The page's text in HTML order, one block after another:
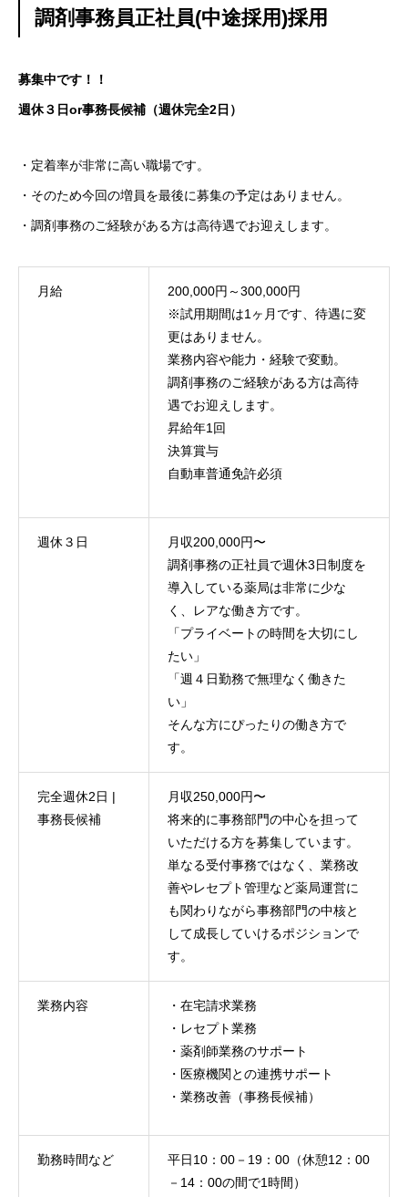
調剤事務員正社員(中途採用)採用
募集中です！！
週休３日or事務長候補（週休完全2日）
・定着率が非常に高い職場です。
・そのため今回の増員を最後に募集の予定はありません。
・調剤事務のご経験がある方は高待遇でお迎えします。
月給
200,000円～300,000円
※試用期間は1ヶ月です、待遇に変
更はありません。
業務内容や能力・経験で変動。
調剤事務のご経験がある方は高待
遇でお迎えします。
昇給年1回
決算賞与
自動車普通免許必須
週休３日
月収200,000円〜
調剤事務の正社員で週休3日制度を
導入している薬局は非常に少な
く、レアな働き方です。
「プライベートの時間を大切にし
たい」
「週４日勤務で無理なく働きた
い」
そんな方にぴったりの働き方で
す。
完全週休2日 |
事務長候補
月収250,000円〜
将来的に事務部門の中心を担って
いただける方を募集しています。
単なる受付事務ではなく、業務改
善やレセプト管理など薬局運営に
も関わりながら事務部門の中核と
して成長していけるポジションで
す。
業務内容
・在宅請求業務
・レセプト業務
・薬剤師業務のサポート
・医療機関との連携サポート
・業務改善（事務長候補）
勤務時間など
平日10：00－19：00（休憩12：00
－14：00の間で1時間）